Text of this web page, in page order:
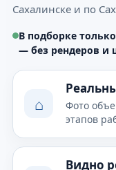
Сахалинске и по
В подборке
— без рендеров и
⌂
Фото
этапов
Видно